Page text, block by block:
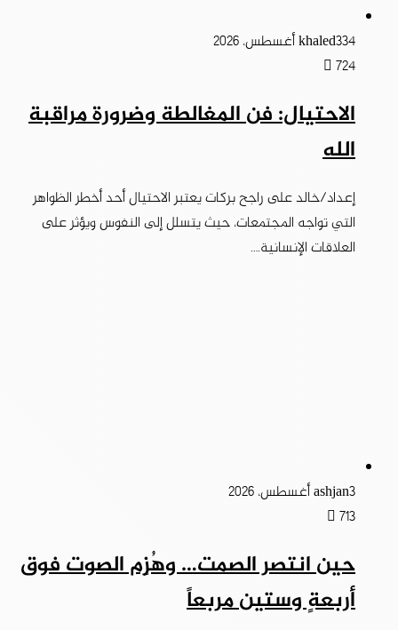
khaled334 أغسطس، 2026
724
الاحتيال: فن المغالطة وضرورة مراقبة
الله
إعداد/خالد على راجح بركات يعتبر الاحتيال أحد أخطر الظواهر
التي تواجه المجتمعات، حيث يتسلل إلى النفوس ويؤثر على
العلاقات الإنسانية.…
ashjan3 أغسطس، 2026
713
حين انتصر الصمت… وهُزِم الصوت فوق
أربعةٍ وستين مربعاً